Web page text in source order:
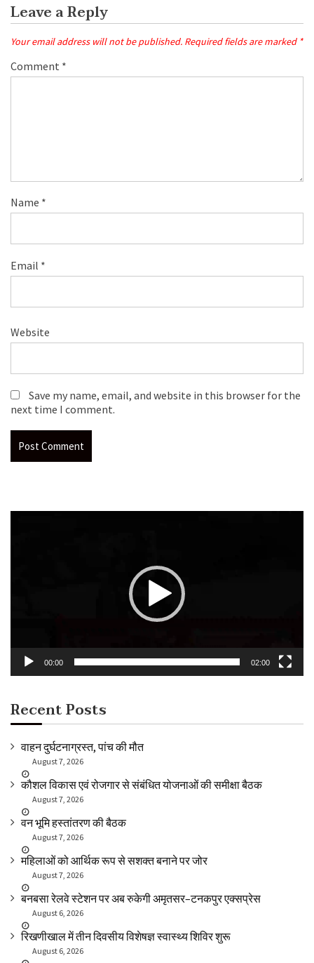
Leave a Reply
Your email address will not be published. Required fields are marked *
Comment *
Name *
Email *
Website
Save my name, email, and website in this browser for the
next time I comment.
00:00 02:00
Recent Posts
वाहन दुर्घटनाग्रस्त, पांच की मौत
August 7, 2026
कौशल विकास एवं रोजगार से संबंधित योजनाओं की समीक्षा बैठक
August 7, 2026
वन भूमि हस्तांतरण की बैठक
August 7, 2026
महिलाओं को आर्थिक रूप से सशक्त बनाने पर जोर
August 7, 2026
बनबसा रेलवे स्टेशन पर अब रुकेगी अमृतसर–टनकपुर एक्सप्रेस
August 6, 2026
रिखणीखाल में तीन दिवसीय विशेषज्ञ स्वास्थ्य शिविर शुरू
August 6, 2026